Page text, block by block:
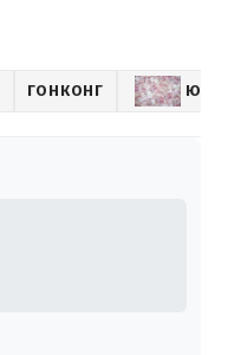
ГОНКОНГ